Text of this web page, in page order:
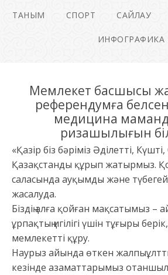
ТАНЫМ СПОРТ САЙЛАУ
ИНФОГРАФИКА
Мемлекет басшысы
референдумға
медицина
ризашылығын
«Қазір біз бәріміз Әділетті,
Қазақстанды құрып жатырмыз.
саласында ауқымды және
жасалуда.
Біздің алға қойған мақсатымыз –
ұрпақтың игілігі үшін тұғыры
мемлекетті құру.
Наурыз айында өткен
кезінде азаматтарымыз